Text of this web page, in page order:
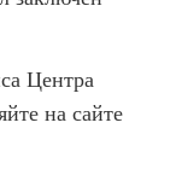
Центра
на сайте